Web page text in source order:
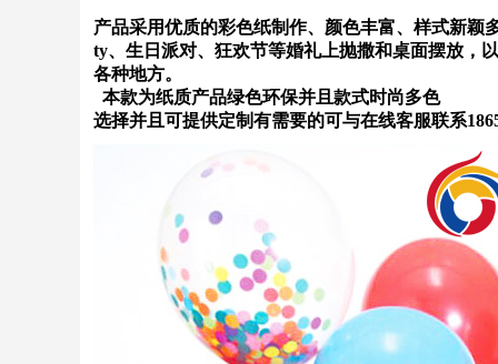
产品采用优质的彩色纸制作、颜色丰富、样式新颖
ty、生日派对、狂欢节等婚礼上抛撒和桌面摆放，
各种地方。
本款为纸质产品绿色环保并且款式时尚多色
选择并且可提供定制有需要的可与在线客服联系